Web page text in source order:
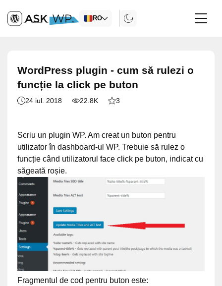
RO
WordPress plugin - cum să rulezi o
funcție la click pe buton
24 iul. 2018 22.8K 3
Scriu un plugin WP. Am creat un buton pentru
utilizator în dashboard-ul WP. Trebuie să rulez o
funcție când utilizatorul face click pe buton, indicat cu
săgeată roșie.
Fragmentul de cod pentru buton este: